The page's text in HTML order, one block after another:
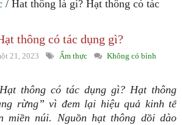
/ Hat thông là gì? Hạt thông có tác
thông có tác dụng gì?
21, 2023 Ẩm thực
Không có bình
thông có tác dụng gì? Hạt thông
rừng” vì đem lại hiệu quả kinh tế
miền núi. Nguồn hạt thông dồi dào